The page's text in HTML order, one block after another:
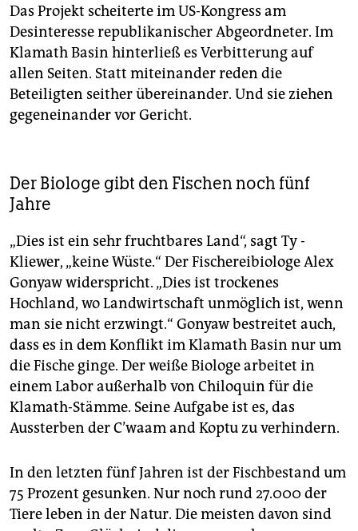
Das Projekt scheiterte im US-Kongress am
Desinteresse republikanischer Abgeordneter. Im
Klamath Basin hinterließ es Verbitterung auf
allen Seiten. Statt miteinander reden die
Beteiligten seither übereinander. Und sie ziehen
gegeneinander vor Gericht.
Der Biologe gibt den Fischen noch fünf
Jahre
„Dies ist ein sehr fruchtbares Land“, sagt Ty ­
Kliewer, „keine Wüste.“ Der Fischereibiologe Alex
Gonyaw widerspricht. „Dies ist trockenes
Hochland, wo Landwirtschaft unmöglich ist, wenn
man sie nicht erzwingt.“ Gonyaw bestreitet auch,
dass es in dem Konflikt im Klamath Basin nur um
die Fische ginge. Der weiße Biologe arbeitet in
einem Labor außerhalb von Chiloquin für die
Klamath-Stämme. Seine Aufgabe ist es, das
Aussterben der C’waam and Koptu zu verhindern.
In den letzten fünf Jahren ist der Fischbestand um
75 Prozent gesunken. Nur noch rund 27.000 der
Tiere leben in der Natur. Die meisten davon sind